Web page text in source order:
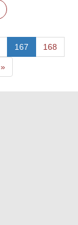
167 168
»Last